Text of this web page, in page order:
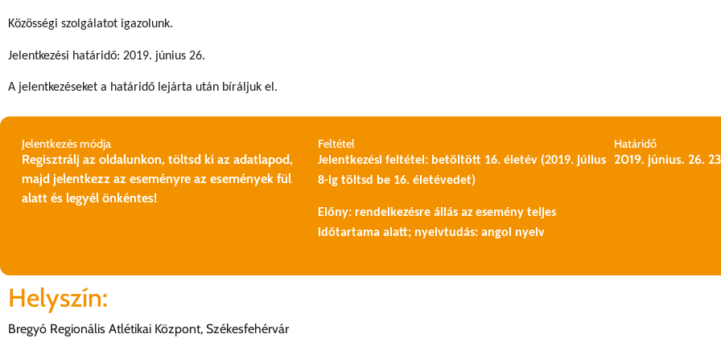
Közösségi szolgálatot igazolunk.
Jelentkezési határidő: 2019. június 26.
A jelentkezéseket a határidő lejárta után bíráljuk el.
Jelentkezés módja
Regisztrálj az oldalunkon, töltsd ki az adatlapod,
majd jelentkezz az eseményre az események fül
alatt és legyél önkéntes!
Feltétel
Jelentkezési feltétel: betöltött 16. életév (2019. július
8-ig töltsd be 16. életévedet)
Előny: rendelkezésre állás az esemény teljes
időtartama alatt; nyelvtudás: angol nyelv
Határidő
2019. június. 26.
Helyszín:
Bregyó Regionális Atlétikai Központ, Székesfehérvár